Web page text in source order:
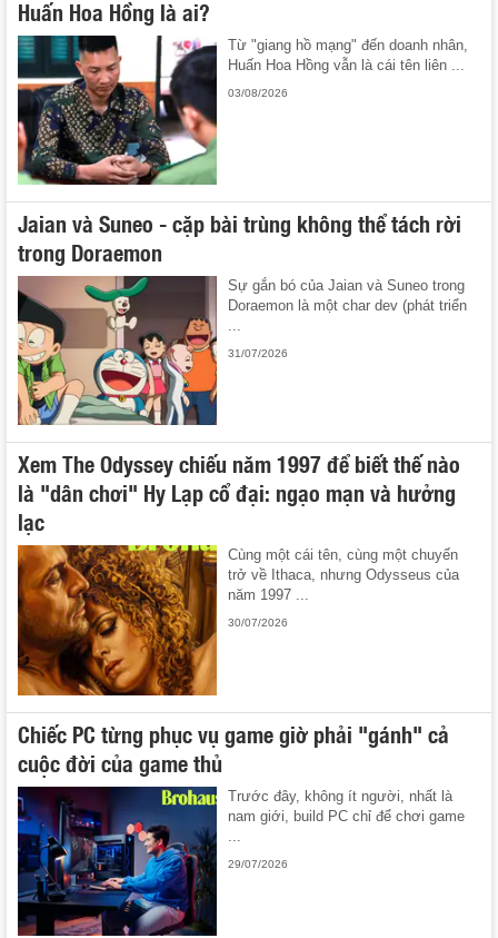
Huấn Hoa Hồng là ai?
Từ "giang hồ mạng" đến doanh nhân,
Huấn Hoa Hồng vẫn là cái tên liên ...
03/08/2026
Jaian và Suneo - cặp bài trùng không thể tách rời
trong Doraemon
Sự gắn bó của Jaian và Suneo trong
Doraemon là một char dev (phát triển
31/07/2026
Xem The Odyssey chiếu năm 1997 để biết thế nào
là "dân chơi" Hy Lạp cổ đại: ngạo mạn và hưởng
lạc
Cùng một cái tên, cùng một chuyến
trở về Ithaca, nhưng Odysseus của
năm 1997 ...
30/07/2026
Chiếc PC từng phục vụ game giờ phải "gánh" cả
cuộc đời của game thủ
Trước đây, không ít người, nhất là
nam giới, build PC chỉ để chơi game
29/07/2026